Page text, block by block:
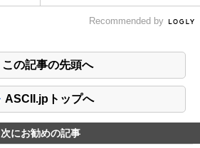
Recommended by
この記事の先頭へ
ASCII.jpトップへ
次にお勧めの記事